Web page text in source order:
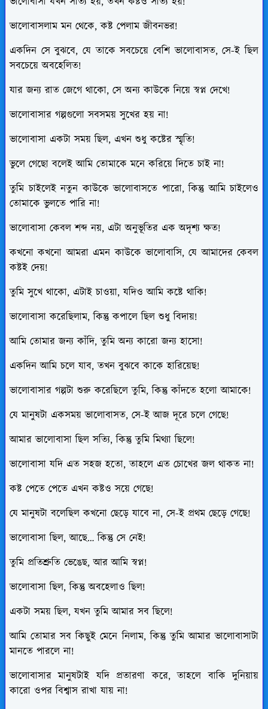
ভালোবাসলাম মন থেকে, কষ্ট পেলাম জীবনভর!
একদিন সে বুঝবে, যে তাকে সবচেয়ে বেশি ভালোবাসত, সে-ই ছিল
সবচেয়ে অবহেলিত!
যার জন্য রাত জেগে থাকো, সে অন্য কাউকে নিয়ে স্বপ্ন দেখে!
ভালোবাসার গল্পগুলো সবসময় সুখের হয় না!
ভালোবাসা একটা সময় ছিল, এখন শুধু কষ্টের স্মৃতি!
ভুলে গেছো বলেই আমি তোমাকে মনে করিয়ে দিতে চাই না!
তুমি চাইলেই নতুন কাউকে ভালোবাসতে পারো, কিন্তু আমি চাইলেও
তোমাকে ভুলতে পারি না!
ভালোবাসা কেবল শব্দ নয়, এটা অনুভূতির এক অদৃশ্য ক্ষত!
কখনো কখনো আমরা এমন কাউকে ভালোবাসি, যে আমাদের কেবল
কষ্টই দেয়!
তুমি সুখে থাকো, এটাই চাওয়া, যদিও আমি কষ্টে থাকি!
ভালোবাসা করেছিলাম, কিন্তু কপালে ছিল শুধু বিদায়!
আমি তোমার জন্য কাঁদি, তুমি অন্য কারো জন্য হাসো!
একদিন আমি চলে যাব, তখন বুঝবে কাকে হারিয়েছ!
ভালোবাসার গল্পটা শুরু করেছিলে তুমি, কিন্তু কাঁদতে হলো আমাকে!
যে মানুষটা একসময় ভালোবাসত, সে-ই আজ দূরে চলে গেছে!
আমার ভালোবাসা ছিল সত্যি, কিন্তু তুমি মিথ্যা ছিলে!
ভালোবাসা যদি এত সহজ হতো, তাহলে এত চোখের জল থাকত না!
কষ্ট পেতে পেতে এখন কষ্টও সয়ে গেছে!
যে মানুষটা বলেছিল কখনো ছেড়ে যাবে না, সে-ই প্রথম ছেড়ে গেছে!
ভালোবাসা ছিল, আছে… কিন্তু সে নেই!
তুমি প্রতিশ্রুতি ভেঙেছ, আর আমি স্বপ্ন!
ভালোবাসা ছিল, কিন্তু অবহেলাও ছিল!
একটা সময় ছিল, যখন তুমি আমার সব ছিলে!
আমি তোমার সব কিছুই মেনে নিলাম, কিন্তু তুমি আমার ভালোবাসাটা
মানতে পারলে না!
ভালোবাসার মানুষটাই যদি প্রতারণা করে, তাহলে বাকি দুনিয়ায়
কারো ওপর বিশ্বাস রাখা যায় না!